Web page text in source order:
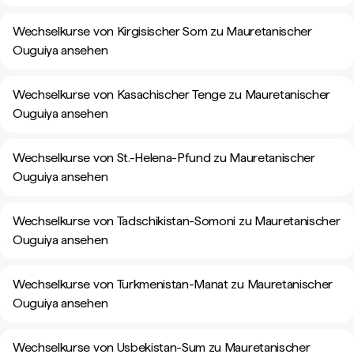
Wechselkurse von Kirgisischer Som zu Mauretanischer
Ouguiya ansehen
Wechselkurse von Kasachischer Tenge zu Mauretanischer
Ouguiya ansehen
Wechselkurse von St.-Helena-Pfund zu Mauretanischer
Ouguiya ansehen
Wechselkurse von Tadschikistan-Somoni zu Mauretanischer
Ouguiya ansehen
Wechselkurse von Turkmenistan-Manat zu Mauretanischer
Ouguiya ansehen
Wechselkurse von Usbekistan-Sum zu Mauretanischer